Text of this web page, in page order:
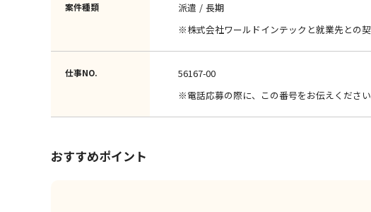
案件種類 派遣
長期
※株式会社ワールドインテックと就業先との
仕事NO.
56167-00
※電話応募の際に、この番号をお伝えください
おすすめポイント